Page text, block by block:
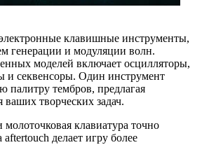
клавишные инструменты,
генерации и модуляции волн.
моделей включает осцилляторы,
и секвенсоры. Один инструмент
палитру тембров, предлагая
творческих задач.
клавиатура точно
делает игру более